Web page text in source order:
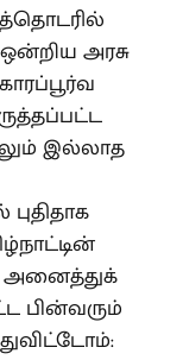
அரசு
இல்லாத
பின்வரும்